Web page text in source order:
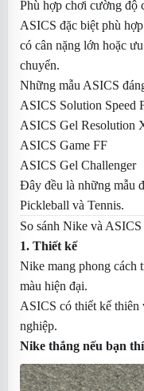
Phù hợp chơi cường độ
ASICS đặc biệt phù
có cân nặng lớn hoặc
chuyển.
Những mẫu ASICS
ASICS Solution Speed
ASICS Gel Resolution
ASICS Game FF
ASICS Gel Challenger
Đây đều là những mẫu
Pickleball và Tennis.
So sánh Nike và ASICS
1. Thiết kế
Nike mang phong cách
màu hiện đại.
ASICS có thiết kế thiên
nghiệp.
Nike thắng nếu bạn